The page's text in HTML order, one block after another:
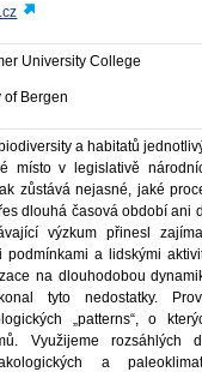
University College
of Bergen
a habitatů
místo v legislativě
zůstává nejasné, jaké
dlouhá časová období ani
výzkum přinesl
podmínkami a lidskými
na dlouhodobou
tyto nedostatky.
„patterns“, o
Využijeme rozsáhlých
a